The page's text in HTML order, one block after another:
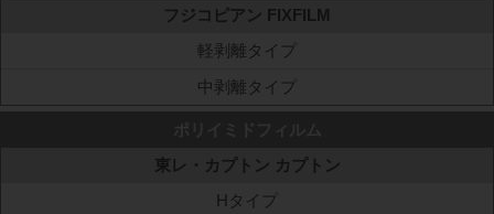
フジコピアン FIXFILM
軽剥離タイプ
中剥離タイプ
東レ・カプトン カプトン
Hタイプ